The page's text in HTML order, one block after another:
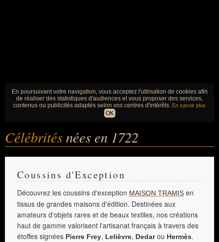
En poursuivant votre navigation, vous acceptez l'utilisation de cookies afin
de réaliser des statistiques d'audiences et vous proposer des services,
contenus ou publicités adaptés selon vos centres d'intérêts. En savoir plus
OK
Célébritésnées en 1722
Coussins d'Exception
Découvrez les coussins d'exception MAISON TRAMIS en
tissus de grandes maisons d'édition. Destinées aux
amateurs d'objets rares et de beaux textiles, nos créations
haut de gamme valorisent l'artisanat français à travers des
étoffes signées Pierre Frey, Lelièvre, Dedarou Hermès.